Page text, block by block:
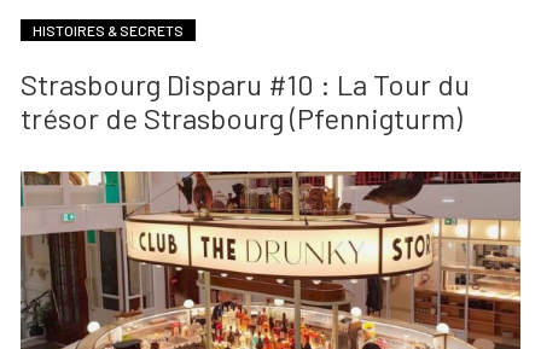
HISTOIRES & SECRETS
Strasbourg Disparu #10 : La Tour du
trésor de Strasbourg (Pfennigturm)